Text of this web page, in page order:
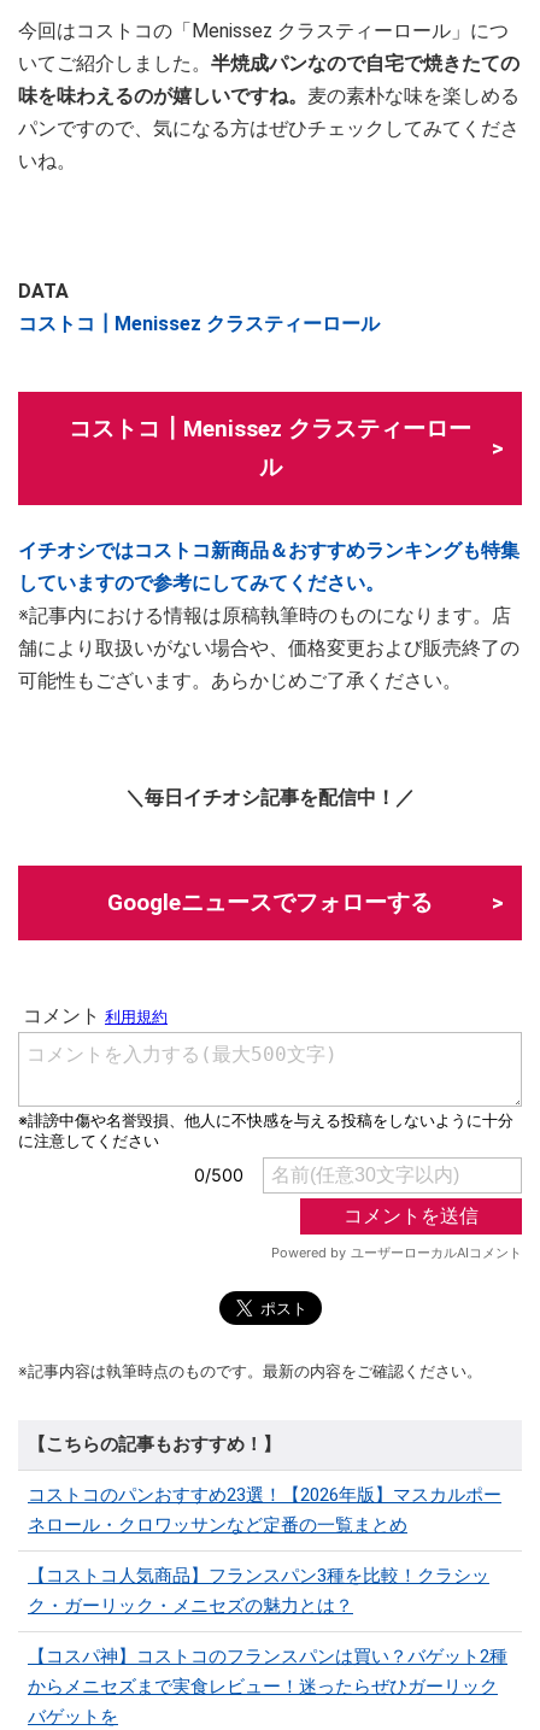
今回はコストコの「Menissez クラスティーロール」につ
いてご紹介しました。 半焼成パンなので自宅で焼きたての
味を味わえるのが嬉しいですね。 麦の素朴な味を楽しめる
パンですので、気になる方はぜひチェックしてみてくださ
いね。
DATA
コストコ┃Menissez クラスティーロール
コストコ┃Menissez クラスティーロー
ル
イチオシではコストコ新商品＆おすすめランキングも特集
していますので参考にしてみてください。
※記事内における情報は原稿執筆時のものになります。店
舗により取扱いがない場合や、価格変更および販売終了の
可能性もございます。あらかじめご了承ください。
＼毎日イチオシ記事を配信中！／
Googleニュースでフォローする
※記事内容は執筆時点のものです。最新の内容をご確認ください。
【こちらの記事もおすすめ！】
コストコのパンおすすめ23選！【2026年版】マスカルポー
ネロール・クロワッサンなど定番の一覧まとめ
【コストコ人気商品】フランスパン3種を比較！クラシッ
ク・ガーリック・メニセズの魅力とは？
【コスパ神】コストコのフランスパンは買い？バゲット2種
からメニセズまで実食レビュー！迷ったらぜひガーリック
バゲットを